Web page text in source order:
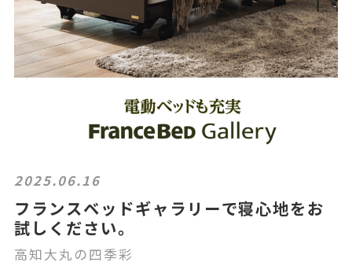
2025.06.16
フランスベッドギャラリーで寝心地をお
試しください。
高知大丸の四季彩